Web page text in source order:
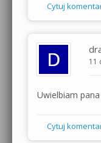
Cytuj
11
Uwielbiam
Cytuj